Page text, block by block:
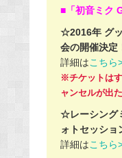
■「初音ミク
☆2016年 グ
会の開催決定
詳細はこちら
※チケットは
ャンセルが出
☆レーシング
ォトセッショ
詳細はこちら